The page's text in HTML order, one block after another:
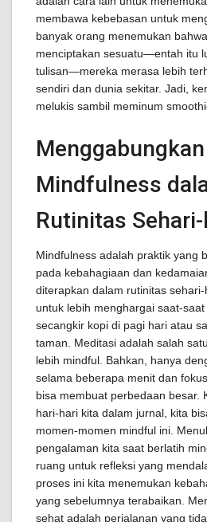
membawa kebebasan untuk
banyak orang menemukan
menciptakan sesuatu—entah itu
tulisan—mereka merasa lebih
sendiri dan dunia sekitar. Jadi,
melukis sambil meminum
Menggabungkan
Mindfulness
Rutinitas
Mindfulness adalah praktik yang
pada kebahagiaan dan
diterapkan dalam rutinitas
untuk lebih menghargai saat-
secangkir kopi di pagi hari atau
taman. Meditasi adalah salah
lebih mindful. Bahkan, hanya
selama beberapa menit dan
bisa membuat perbedaan besar.
hari-hari kita dalam jurnal, kita
momen-momen mindful ini.
pengalaman kita saat berlatih
ruang untuk refleksi yang
proses ini kita menemukan
yang sebelumnya terabaikan.
sehat adalah perjalanan yang